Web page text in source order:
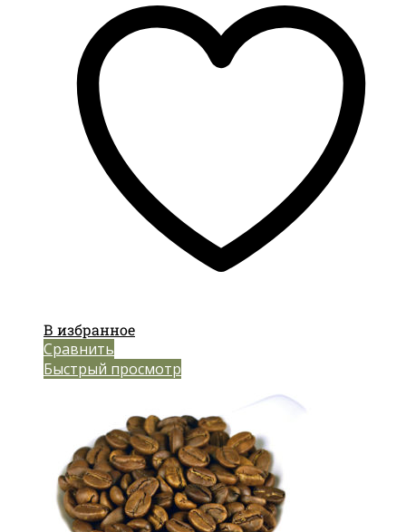
В избранное
Сравнить
Быстрый просмотр